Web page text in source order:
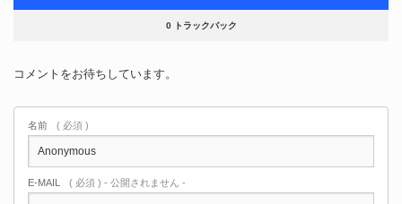
0 トラックバック
コメントをお待ちしています。
名前 ( 必須 )
E-MAIL ( 必須 ) - 公開されません -